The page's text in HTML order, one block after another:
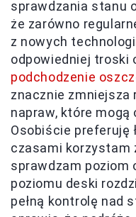
sprawdzania stanu
że zarówno
z nowych
odpowiedniej troski
podchodzenie
znacznie zmniejsza
napraw, które
Osobiście preferuję
czasami korzystam
sprawdzam poziom
poziomu deski
pełną kontrolę nad